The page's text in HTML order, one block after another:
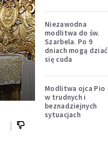
Niezawodna
modlitwa do św.
Szarbela. Po 9
dniach mogą dziać
się cuda
Modlitwa ojca Pio
w trudnych i
beznadziejnych
sytuacjach